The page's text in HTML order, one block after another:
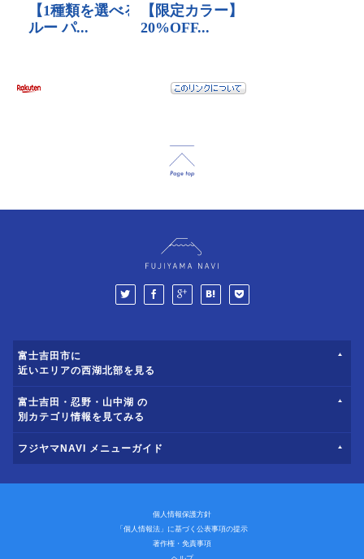
富士吉田市に
近いエリアの西湖北部を見る
富士吉田・忍野・山中湖 の
別カテゴリ情報を見てみる
フジヤマNAVI メニューガイド
個人情報保護方針
「個人情報法」に基づく公表事項の提示
著作権・免責事項